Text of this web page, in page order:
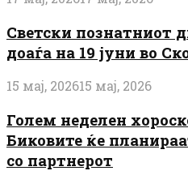
Светски познатниот
доаѓа на 19 јуни во
15 мај, 202615 мај, 2026
Голем неделен
Биковите ќе
со партнерот